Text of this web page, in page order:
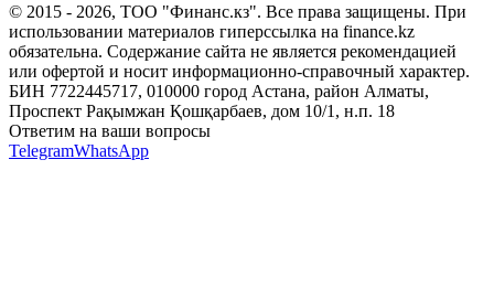
© 2015 - 2026, ТОО "Финанс.кз". Все права защищены. При
использовании материалов гиперссылка на finance.kz
обязательна. Содержание сайта не является рекомендацией
или офертой и носит информационно-справочный характер.
БИН 7722445717, 010000 город Астана, район Алматы,
Проспект Рақымжан Қошқарбаев, дом 10/1, н.п. 18
Ответим на ваши вопросы
TelegramWhatsApp